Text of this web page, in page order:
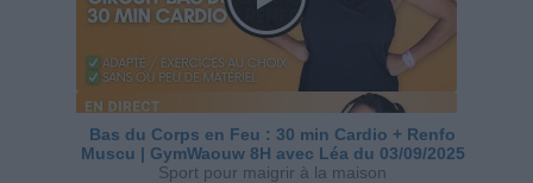
Bas du Corps en Feu : 30 min Cardio + Renfo
Muscu | GymWaouw 8H avec Léa du 03/09/2025
Sport pour maigrir à la maison